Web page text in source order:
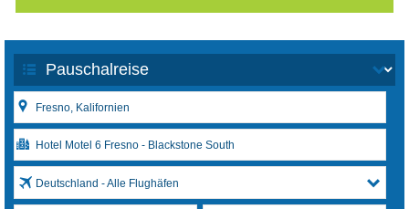
Deutschland - Alle Flughäfen